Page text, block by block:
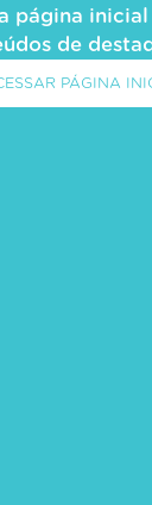
página
de
PÁGINA